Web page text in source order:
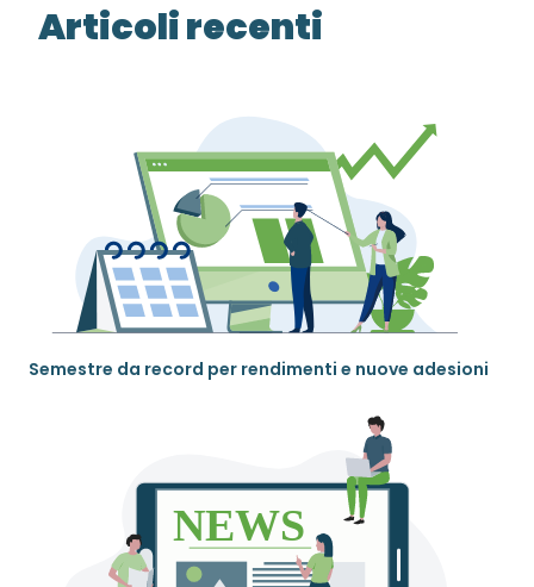
Articoli recenti
Semestre da record per rendimenti e nuove adesioni